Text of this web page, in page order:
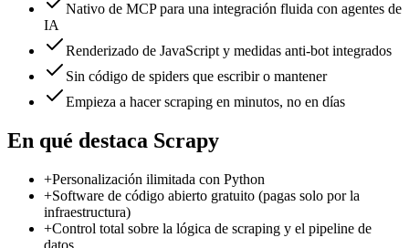
Nativo de MCP para una integración fluida con agentes de
IA
Renderizado de JavaScript y medidas anti-bot integrados
Sin código de spiders que escribir o mantener
Empieza a hacer scraping en minutos, no en días
En qué destaca Scrapy
+Personalización ilimitada con Python
+Software de código abierto gratuito (pagas solo por la
infraestructura)
+Control total sobre la lógica de scraping y el pipeline de
datos